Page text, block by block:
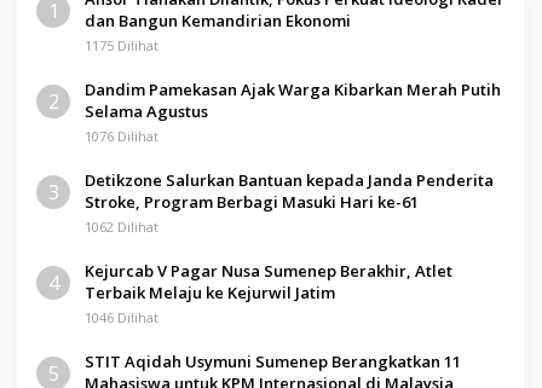
1
dan Bangun Kemandirian Ekonomi
1175 Dilihat
2
Dandim Pamekasan Ajak Warga Kibarkan Merah Putih
Selama Agustus
1076 Dilihat
3
Detikzone Salurkan Bantuan kepada Janda Penderita
Stroke, Program Berbagi Masuki Hari ke-61
1062 Dilihat
4
Kejurcab V Pagar Nusa Sumenep Berakhir, Atlet
Terbaik Melaju ke Kejurwil Jatim
1046 Dilihat
5
STIT Aqidah Usymuni Sumenep Berangkatkan 11
Mahasiswa untuk KPM Internasional di Malaysia